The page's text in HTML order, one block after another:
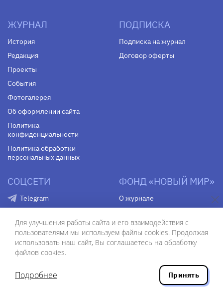
ЖУРНАЛ
История
Редакция
Проекты
События
Фотогалерея
Об оформлении сайта
Политика
конфиденциальности
Политика обработки
персональных данных
ПОДПИСКА
Подписка на журнал
Договор оферты
СОЦСЕТИ
Telegram
Youtube
Яндекс. Дзен
ФОНД «НОВЫЙ МИР»
О журнале
Контакты
ISSN 0130–7673
Для улучшения работы сайта и его взаимодействия с
пользователями мы используем файлы cookies. Продолжая
использовать наш сайт, Вы соглашаетесь на обработку
файлов cookies.
Подробнее Принять